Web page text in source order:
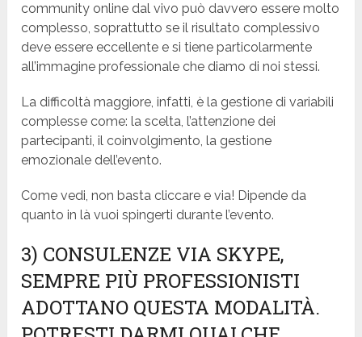
community online dal vivo può davvero essere molto
complesso, soprattutto se il risultato complessivo
deve essere eccellente e si tiene particolarmente
all’immagine professionale che diamo di noi stessi.
La difficoltà maggiore, infatti, è la gestione di variabili
complesse come: la scelta, l’attenzione dei
partecipanti, il coinvolgimento, la gestione
emozionale dell’evento.
Come vedi, non basta cliccare e via! Dipende da
quanto in là vuoi spingerti durante l’evento.
3) CONSULENZE VIA SKYPE,
SEMPRE PIÙ PROFESSIONISTI
ADOTTANO QUESTA MODALITÀ.